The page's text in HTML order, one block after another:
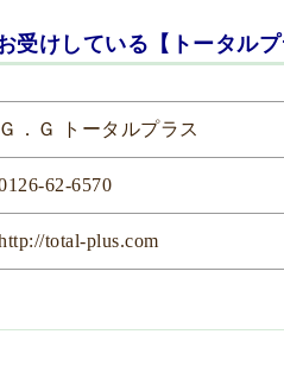
受けしている【トータルプ
Ｇ．Ｇ トータルプラス
62-6570
total-plus.com